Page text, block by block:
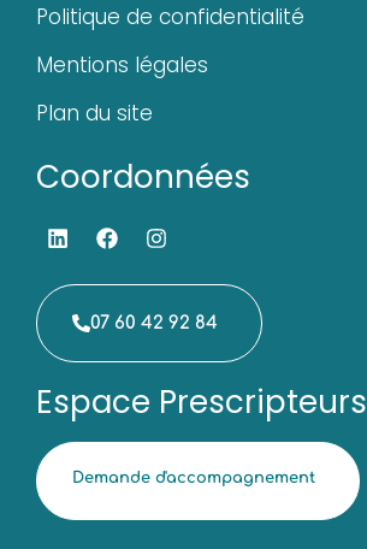
Politique de confidentialité
Mentions légales
Plan du site
Coordonnées
07 60 42 92 84
Espace Prescripteurs
Demande d'accompagnement